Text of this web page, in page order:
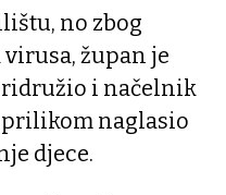
no zbog
župan je
i načelnik
prilikom naglasio
djece.